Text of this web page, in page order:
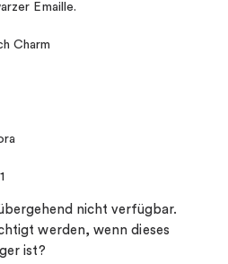
Emaille.
Charm
nicht verfügbar.
werden, wenn dieses
ist?